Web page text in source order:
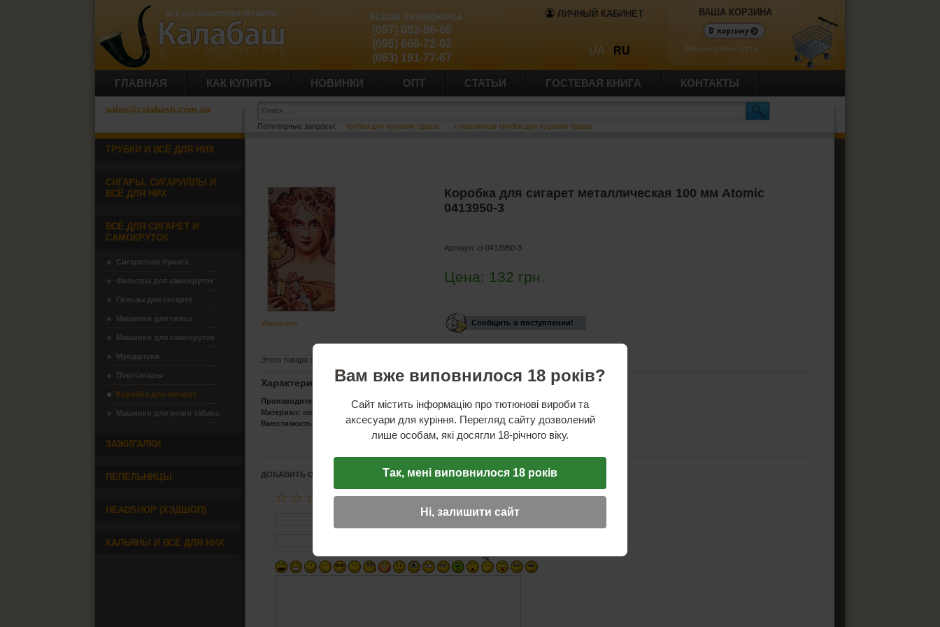
ЛИЧНЫЙ КАБИНЕТ
UA RU
Наши телефоны
(097) 083-86-66
(095) 666-72-02
(063) 191-77-67
ВАША КОРЗИНА
Ваша корзина пуста.
ГЛАВНАЯ КАК КУПИТЬ НОВИНКИ ОПТ СТАТЬИ ГОСТЕВАЯ КНИГА КОНТАКТЫ
sales@calabash.com.ua
Популярные запросы: трубка для курения травы стеклянные трубки для курения травы
Увеличить
Коробка для сигарет металлическая 100 мм Atomic
0413950-3
Артикул:cl-0413950-3
Цена: 132 грн.
Сообщить о поступлении!
Этого товара сейчас нет в наличии.
Характеристики
Производитель:
Материал: металл
Вместимость:
20 сигарет (стандартного диаметра и длиною 100 мм)
ДОБАВИТЬ ОТЗЫВ
☆
☆
☆
☆
☆
Имя (обязательное)
ТРУБКИ И ВСЁ ДЛЯ НИХ
СИГАРЫ, СИГАРИЛЛЫ И
ВСЁ ДЛЯ НИХ
ВСЁ ДЛЯ СИГАРЕТ И
САМОКРУТОК
Сигаретная бумага
Фильтры для самокруток
Гильзы для сигарет
Машинки для гильз
Машинки для самокруток
Мундштуки
Портсигары
Коробка для сигарет
Машинки для резки табака
ЗАЖИГАЛКИ
ПЕПЕЛЬНИЦЫ
HEADSHOP (ХЭДШОП)
КАЛЬЯНЫ И ВСЁ ДЛЯ НИХ
Вам вже виповнилося 18 років?
Сайт містить інформацію про тютюнові вироби та
аксесуари для куріння. Перегляд сайту дозволений
лише особам, які досягли 18-річного віку.
Так, мені виповнилося 18 років
Ні, залишити сайт